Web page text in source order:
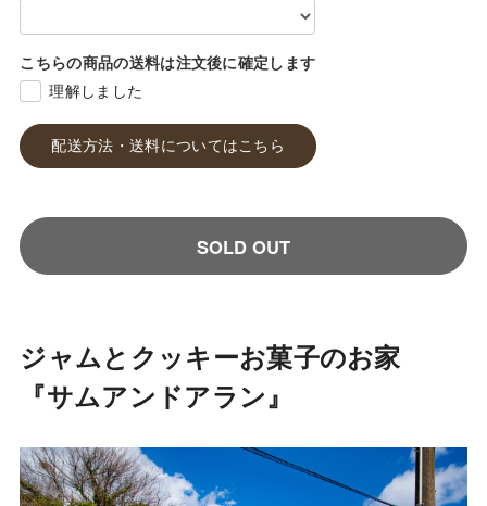
配送方法・送料についてはこちら
こちらの商品の送料は注文後に確定します
理解しました
SOLD OUT
ジャムとクッキーお菓子のお家
『サムアンドアラン』